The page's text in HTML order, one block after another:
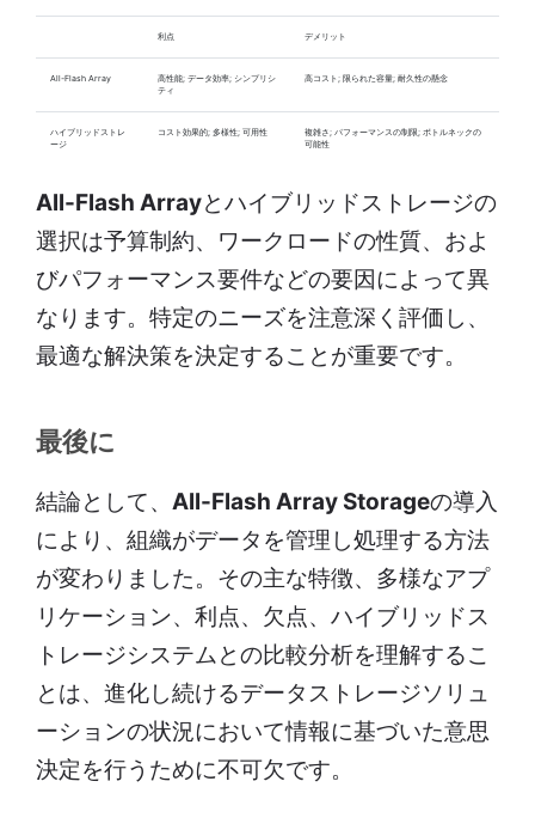
利点 デメリット
All-Flash Array
高性能; データ効率; シンプリシ
ティ
高コスト; 限られた容量; 耐久性の懸念
ハイブリッドストレ
ージ
コスト効果的; 多様性; 可用性
複雑さ; パフォーマンスの制限; ボトルネックの
可能性
All-Flash Arrayとハイブリッドストレージの
選択は予算制約、ワークロードの性質、およ
びパフォーマンス要件などの要因によって異
なります。特定のニーズを注意深く評価し、
最適な解決策を決定することが重要です。
最後に
結論として、 All-Flash Array Storageの導入
により、組織がデータを管理し処理する方法
が変わりました。その主な特徴、多様なアプ
リケーション、利点、欠点、ハイブリッドス
トレージシステムとの比較分析を理解するこ
とは、進化し続けるデータストレージソリュ
ーションの状況において情報に基づいた意思
決定を行うために不可欠です。